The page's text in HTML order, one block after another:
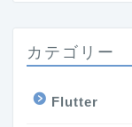
カテゴリー
Flutter